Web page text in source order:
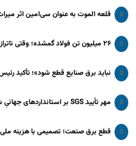
قلعه الموت به عنوان سی‌امین اثر
۲۶ میلیون تن فولاد گمشده؛ وقتی ناترازی انرژی بزرگ‌ترین مانع تولید می‌شود
نباید برق صنایع قطع شود»؛ تأکید
مهر تأیید SGS بر استانداردهای جهانیِ شرکت عملیات اکتشاف نفت
قطع برق صنعت؛ تصمیمی با هزینه ملی